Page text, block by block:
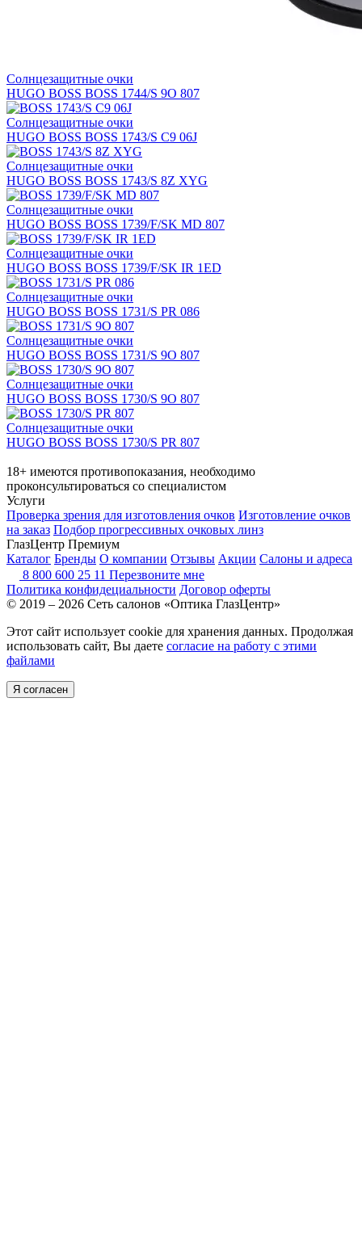
Солнцезащитные очки
HUGO BOSS BOSS 1744/S 9O 807
Солнцезащитные очки
HUGO BOSS BOSS 1743/S C9 06J
Солнцезащитные очки
HUGO BOSS BOSS 1743/S 8Z XYG
Солнцезащитные очки
HUGO BOSS BOSS 1739/F/SK MD 807
Солнцезащитные очки
HUGO BOSS BOSS 1739/F/SK IR 1ED
Солнцезащитные очки
HUGO BOSS BOSS 1731/S PR 086
Солнцезащитные очки
HUGO BOSS BOSS 1731/S 9O 807
Солнцезащитные очки
HUGO BOSS BOSS 1730/S 9O 807
Солнцезащитные очки
HUGO BOSS BOSS 1730/S PR 807
18+ имеются противопоказания, необходимо
проконсультироваться со специалистом
Услуги
Проверка зрения для изготовления очков Изготовление очков
на заказ Подбор прогрессивных очковых линз
ГлазЦентр Премиум
Каталог Бренды О компании Отзывы Акции Салоны и адреса
8 800 600 25 11 Перезвоните мне
Политика конфидециальности Договор оферты
© 2019 – 2026 Сеть салонов «Оптика ГлазЦентр»
Этот сайт использует cookie для хранения данных. Продолжая
использовать сайт, Вы даете согласие на работу с этими
файлами
Я согласен